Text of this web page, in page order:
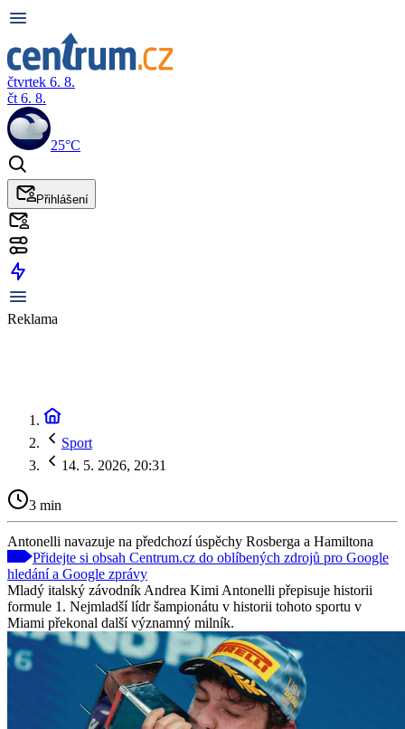
čtvrtek 6. 8.
čt 6. 8.
25°C
Přihlášení
Reklama
Sport
14. 5. 2026, 20:31
3 min
Antonelli navazuje na předchozí úspěchy Rosberga a Hamiltona
Přidejte si obsah Centrum.cz do oblíbených zdrojů pro Google
hledání a Google zprávy
Mladý italský závodník Andrea Kimi Antonelli přepisuje historii
formule 1. Nejmladší lídr šampionátu v historii tohoto sportu v
Miami překonal další významný milník.